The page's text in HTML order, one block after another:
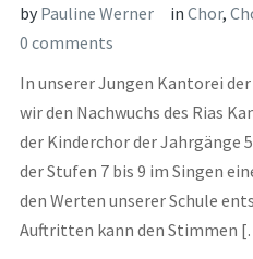
byPauline Werner in Chor,
0 comments
In unserer Jungen Kantorei
wir den Nachwuchs des Rias
der Kinderchor der Jahrgänge
der Stufen 7 bis 9 im Singen
den Werten unserer Schule
Auftritten kann den Stimmen